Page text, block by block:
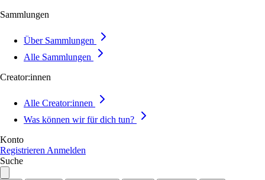
Sammlungen
Über Sammlungen
Alle Sammlungen
Creator:innen
Alle Creator:innen
Was können wir für dich tun?
Konto
Registrieren Anmelden
Suche